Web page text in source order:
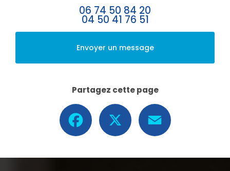
06 74 50 84 20
04 50 41 76 51
Envoyer un message
Partagez cette page
Facebook